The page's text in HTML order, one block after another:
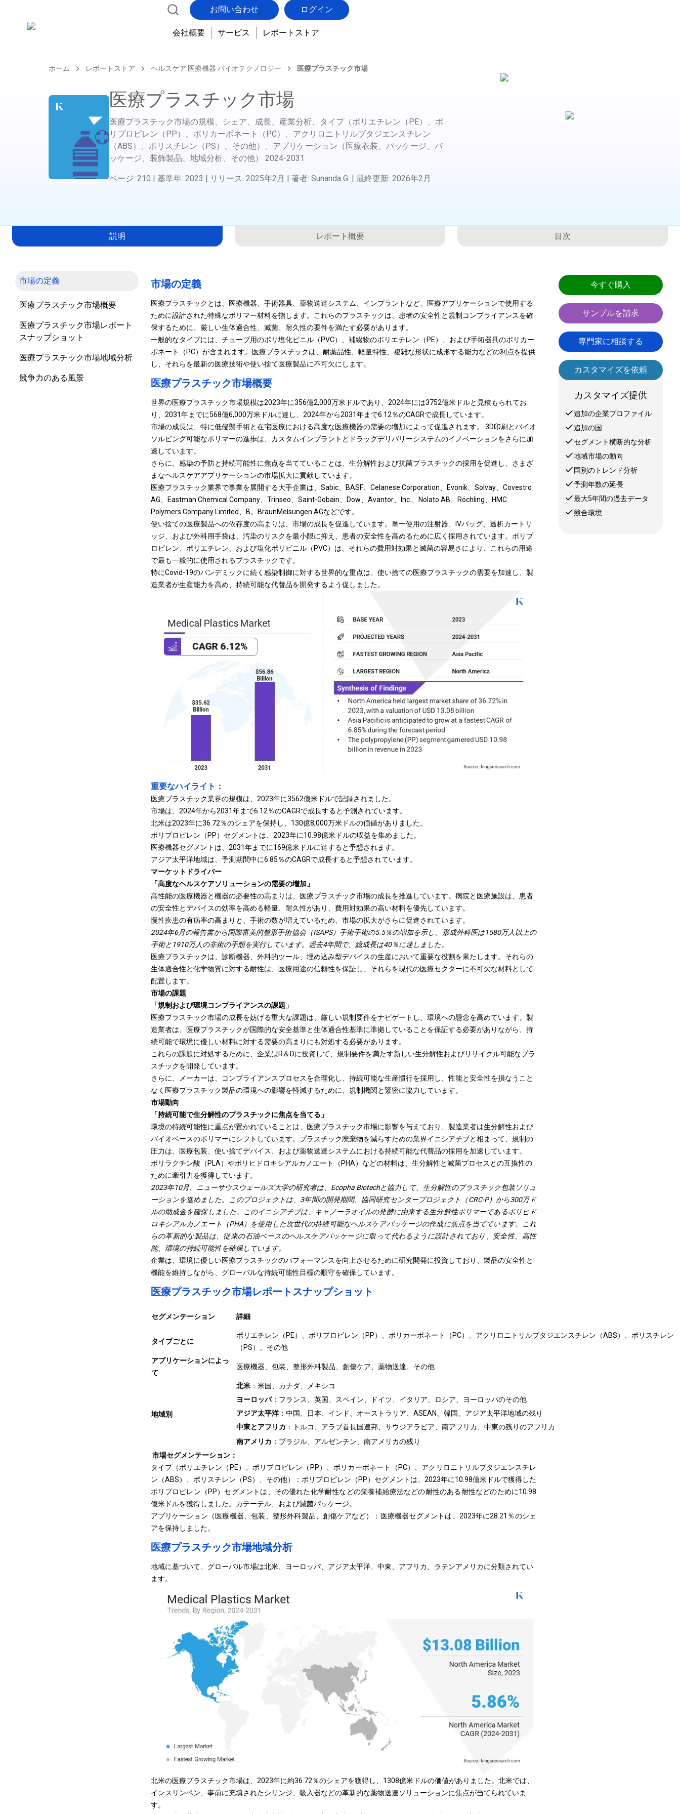
お問い合わせ ログイン
会社概要 サービス レポートストア
ホーム レポートストア ヘルスケア 医療機器 バイオテクノロジー 医療プラスチック市場
医療プラスチック市場
医療プラスチック市場の規模、シェア、成長、産業分析、タイプ（ポリエチレン（PE）、ポ
リプロピレン（PP）、ポリカーボネート（PC）、アクリロニトリルブタジエンスチレン
（ABS）、ポリスチレン（PS）、その他）、アプリケーション（医療衣装、パッケージ、パ
ッケージ、装飾製品、地域分析、その他）
2024-2031
ページ: 210 | 基準年: 2023 | リリース: 2025年2月 | 著者: Sunanda G. | 最終更新: 2026年2月
説明 レポート概要 目次
市場の定義
医療プラスチック市場概要
医療プラスチック市場レポート
スナップショット
医療プラスチック市場地域分析
競争力のある風景
市場の定義
医療プラスチックとは、医療機器、手術器具、薬物送達システム、インプラントなど、医療アプリケーションで使用する
ために設計された特殊なポリマー材料を指します。これらのプラスチックは、患者の安全性と規制コンプライアンスを確
保するために、厳しい生体適合性、滅菌、耐久性の要件を満たす必要があります。
一般的なタイプには、チューブ用のポリ塩化ビニル（PVC）、補綴物のポリエチレン（PE）、および手術器具のポリカー
ボネート（PC）が含まれます。医療プラスチックは、耐薬品性、軽量特性、複雑な形状に成形する能力などの利点を提供
し、それらを最新の医療技術や使い捨て医療製品に不可欠にします。
医療プラスチック市場概要
世界の医療プラスチック市場規模は2023年に356億2,000万米ドルであり、2024年には3752億米ドルと見積もられてお
り、2031年までに568億6,000万米ドルに達し、2024年から2031年まで6.12％のCAGRで成長しています。
市場の成長は、特に低侵襲手術と在宅医療における高度な医療機器の需要の増加によって促進されます。 3D印刷とバイオ
ソルビング可能なポリマーの進歩は、カスタムインプラントとドラッグデリバリーシステムのイノベーションをさらに加
速しています。
さらに、感染の予防と持続可能性に焦点を当てていることは、生分解性および抗菌プラスチックの採用を促進し、さまざ
まなヘルスケアアプリケーションの市場拡大に貢献しています。
医療プラスチック業界で事業を展開する大手企業は、Sabic、BASF、Celanese Corporation、Evonik、Solvay、Covestro
AG、Eastman Chemical Company、Trinseo、Saint-Gobain、Dow、Avantor、Inc.、Nolato AB、Röchling、HMC
Polymers Company Limited、B。BraunMelsungen AGなどです。
使い捨ての医療製品への依存度の高まりは、市場の成長を促進しています。単一使用の注射器、IVバッグ、透析カートリ
ッジ、および外科用手袋は、汚染のリスクを最小限に抑え、患者の安全性を高めるために広く採用されています。 ポリプ
ロピレン 、ポリエチレン、および塩化ポリビニル（PVC）は、それらの費用対効果と滅菌の容易さにより、これらの用途
で最も一般的に使用されるプラスチックです。
特にCovid-19のパンデミックに続く感染制御に対する世界的な重点は、使い捨ての医療プラスチックの需要を加速し、製
造業者が生産能力を高め、持続可能な代替品を開発するよう促しました。
重要なハイライト：
医療プラスチック業界の規模は、2023年に3562億米ドルで記録されました。
市場は、2024年から2031年まで6.12％のCAGRで成長すると予測されています。
北米は2023年に36.72％のシェアを保持し、130億8,000万米ドルの価値がありました。
ポリプロピレン（PP）セグメントは、2023年に10.98億米ドルの収益を集めました。
医療機器セグメントは、2031年までに169億米ドルに達すると予想されます。
アジア太平洋地域は、予測期間中に6.85％のCAGRで成長すると予想されています。
マーケットドライバー
「高度なヘルスケアソリューションの需要の増加」
高性能の医療機器と機器の必要性の高まりは、医療プラスチック市場の成長を推進しています。病院と医療施設は、患者
の安全性とデバイスの効率を高める軽量、耐久性があり、費用対効果の高い材料を優先しています。
慢性疾患の有病率の高まりと、手術の数が増えているため、市場の拡大がさらに促進されています。
2024年6月の報告書から国際審美的整形手術協会（ISAPS） 手術手術の5.5％の増加を示し、形成外科医は1580万人以上の
手術と1910万人の非術の手順を実行しています。過去4年間で、総成長は40％に達しました。
医療プラスチックは、診断機器、外科的ツール、埋め込み型デバイスの生産において重要な役割を果たします。それらの
生体適合性と化学物質に対する耐性は、医療用途の信頼性を保証し、それらを現代の医療セクターに不可欠な材料として
配置します。
市場の課題
「規制および環境コンプライアンスの課題」
医療プラスチック市場の成長を妨げる重大な課題は、厳しい規制要件をナビゲートし、環境への懸念を高めています。製
造業者は、医療プラスチックが国際的な安全基準と生体適合性基準に準拠していることを保証する必要がありながら、持
続可能で環境に優しい材料に対する需要の高まりにも対処する必要があります。
これらの課題に対処するために、企業はR＆Dに投資して、規制要件を満たす新しい生分解性およびリサイクル可能なプラ
スチックを開発しています。
さらに、メーカーは、コンプライアンスプロセスを合理化し、持続可能な生産慣行を採用し、性能と安全性を損なうこと
なく医療プラスチック製品の環境への影響を軽減するために、規制機関と緊密に協力しています。
市場動向
「持続可能で生分解性のプラスチックに焦点を当てる」
環境の持続可能性に重点が置かれていることは、医療プラスチック市場に影響を与えており、製造業者は生分解性および
バイオベースのポリマーにシフトしています。プラスチック廃棄物を減らすための業界イニシアチブと相まって、規制の
圧力は、医療包装、使い捨てデバイス、および薬物送達システムにおける持続可能な代替品の採用を加速しています。
ポリラクチン酸（PLA）やポリヒドロキシアルカノエート（PHA）などの材料は、生分解性と滅菌プロセスとの互換性の
ために牽引力を獲得しています。
2023年10月、ニューサウスウェールズ大学の研究者は、Ecopha Biotechと協力して、生分解性のプラスチック包装ソリュ
ーションを進めました。このプロジェクトは、3年間の開発期間、協同研究センタープロジェクト（CRC-P）から300万ド
ルの助成金を確保しました。このイニシアチブは、キャノーラオイルの発酵に由来する生分解性ポリマーであるポリヒド
ロキシアルカノエート（PHA）を使用した次世代の持続可能なヘルスケアパッケージの作成に焦点を当てています。これ
らの革新的な製品は、従来の石油ベースのヘルスケアパッケージに取って代わるように設計されており、安全性、高性
能、環境の持続可能性を確保しています。
企業は、環境に優しい医療プラスチックのパフォーマンスを向上させるために研究開発に投資しており、製品の安全性と
機能を維持しながら、グローバルな持続可能性目標の順守を確保しています。
医療プラスチック市場レポートスナップショット
セグメンテーション 詳細
タイプごとに
ポリエチレン（PE）、ポリプロピレン（PP）、ポリカーボネート（PC）、アクリロニトリルブタジエンスチレン（ABS）、ポリスチレン
（PS）、その他
アプリケーションによっ
て
医療機器、包装、整形外科製品、創傷ケア、薬物送達、その他
地域別
北米：米国、カナダ、メキシコ
ヨーロッパ：フランス、英国、スペイン、ドイツ、イタリア、ロシア、ヨーロッパのその他
アジア太平洋：中国、日本、インド、オーストラリア、ASEAN、韓国、アジア太平洋地域の残り
中東とアフリカ ：トルコ、アラブ首長国連邦、サウジアラビア、南アフリカ、中東の残りのアフリカ
南アメリカ ：ブラジル、アルゼンチン、南アメリカの残り
市場セグメンテーション：
タイプ（ポリエチレン（PE）、ポリプロピレン（PP）、ポリカーボネート（PC）、アクリロニトリルブタジエンスチレ
ン（ABS）、ポリスチレン（PS）、その他）：ポリプロピレン（PP）セグメントは、2023年に10.98億米ドルで獲得した
ポリプロピレン（PP）セグメントは、その優れた化学耐性などの栄養補給療法などの耐性のある耐性などのために10.98
億米ドルを獲得しました。カテーテル、および滅菌パッケージ。
アプリケーション（医療機器、包装、整形外科製品、創傷ケアなど）：医療機器セグメントは、2023年に28.21％のシェ
アを保持しました。
医療プラスチック市場地域分析
地域に基づいて、グローバル市場は北米、ヨーロッパ、アジア太平洋、中東、アフリカ、ラテンアメリカに分類されてい
ます。
北米の医療プラスチック市場は、2023年に約36.72％のシェアを獲得し、1308億米ドルの価値がありました。北米では、
インスリンペン、事前に充填されたシリンジ、吸入器などの革新的な薬物送達ソリューションに焦点が当てられていま
す。
今すぐ購入
サンプルを請求
専門家に相談する
カスタマイズを依頼
カスタマイズ提供
追加の企業プロファイル
追加の国
セグメント横断的な分析
地域市場の動向
国別のトレンド分析
予測年数の延長
最大5年間の過去データ
競合環境